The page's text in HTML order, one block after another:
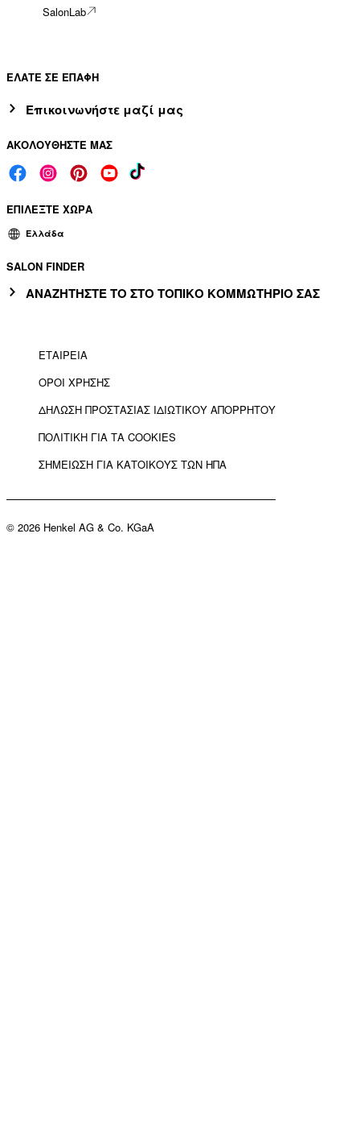
SalonLab
ΕΛΑΤΕ ΣΕ ΕΠΑΦΗ
Επικοινωνήστε μαζί μας
ΑΚΟΛΟΥΘΗΣΤΕ ΜΑΣ
ΕΠΙΛΕΞΤΕ ΧΩΡΑ
Ελλάδα
SALON FINDER
ΑΝΑΖΗΤΗΣΤΕ ΤΟ ΣΤΟ ΤΟΠΙΚΟ ΚΟΜΜΩΤΗΡΙΟ ΣΑΣ
ΕΤΑΙΡΕΙΑ
ΟΡΟΙ ΧΡΗΣΗΣ
ΔΗΛΩΣΗ ΠΡΟΣΤΑΣΙΑΣ ΙΔΙΩΤΙΚΟΥ ΑΠΟΡΡΗΤΟΥ
ΠΟΛΙΤΙΚΗ ΓΙΑ ΤΑ COOKIES
ΣΗΜΕΙΩΣΗ ΓΙΑ ΚΑΤΟΙΚΟΥΣ ΤΩΝ ΗΠΑ
© 2026 Henkel AG & Co. KGaA